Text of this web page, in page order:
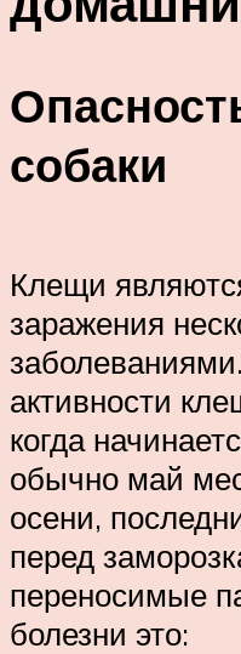
собаки
Клещи
заражения
активности
когда
обычно май
осени,
перед
переносимые
болезни это: